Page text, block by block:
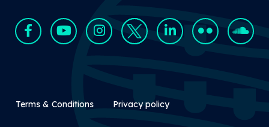
Rodapé Secundário
Terms & Conditions Privacy policy